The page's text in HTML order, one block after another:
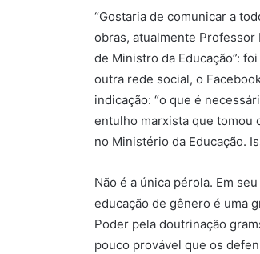
“Gostaria de comunicar a
obras, atualmente Professor
de Ministro da Educação”:
outra rede social, o
indicação: “o que é
entulho marxista que tomou
no Ministério da Educação.
Não é a única pérola. Em
educação de gênero é uma
Poder pela doutrinação
pouco provável que os